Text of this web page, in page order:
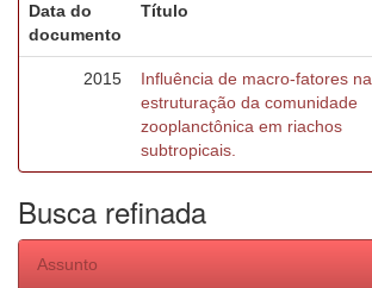
Data do
documento
Título
2015
Influência de macro-fatores na
estruturação da comunidade
zooplanctônica em riachos
subtropicais.
Busca refinada
Assunto